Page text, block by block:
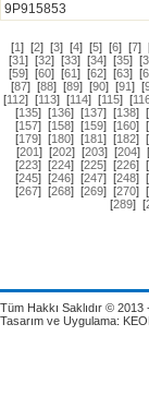
9P915853
[1] [2] [3] [4] [5] [6] [7]
[31] [32] [33] [34] [35] [
[59] [60] [61] [62] [63] [
[87] [88] [89] [90] [91] [
[112] [113] [114] [115] [
[135] [136] [137] [138] [
[157] [158] [159] [160] [
[179] [180] [181] [182] [
[201] [202] [203] [204] [
[223] [224] [225] [226] [
[245] [246] [247] [248] [
[267] [268] [269] [270] [
[289] [
Tüm Hakkı Saklıdır ©
Tasarım ve Uygulama: